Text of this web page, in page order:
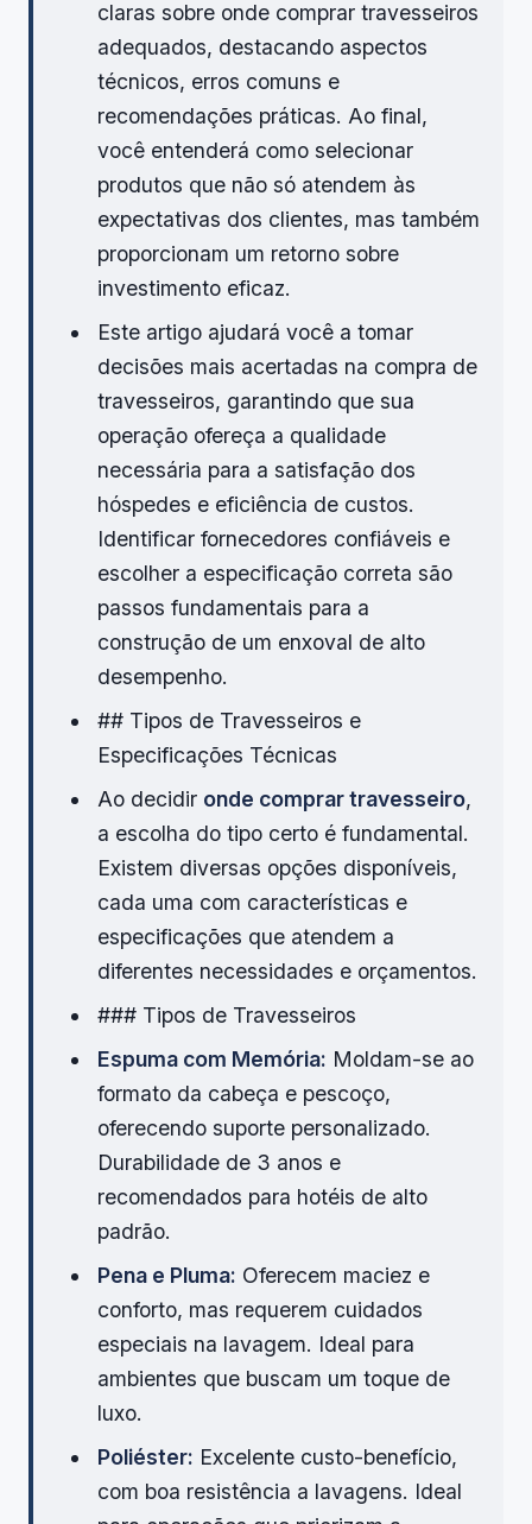
claras sobre onde comprar travesseiros
adequados, destacando aspectos
técnicos, erros comuns e
recomendações práticas. Ao final,
você entenderá como selecionar
produtos que não só atendem às
expectativas dos clientes, mas também
proporcionam um retorno sobre
investimento eficaz.
Este artigo ajudará você a tomar
decisões mais acertadas na compra de
travesseiros, garantindo que sua
operação ofereça a qualidade
necessária para a satisfação dos
hóspedes e eficiência de custos.
Identificar fornecedores confiáveis e
escolher a especificação correta são
passos fundamentais para a
construção de um enxoval de alto
desempenho.
## Tipos de Travesseiros e
Especificações Técnicas
Ao decidir onde comprar travesseiro,
a escolha do tipo certo é fundamental.
Existem diversas opções disponíveis,
cada uma com características e
especificações que atendem a
diferentes necessidades e orçamentos.
### Tipos de Travesseiros
Espuma com Memória: Moldam-se ao
formato da cabeça e pescoço,
oferecendo suporte personalizado.
Durabilidade de 3 anos e
recomendados para hotéis de alto
padrão.
Pena e Pluma: Oferecem maciez e
conforto, mas requerem cuidados
especiais na lavagem. Ideal para
ambientes que buscam um toque de
luxo.
Poliéster: Excelente custo-benefício,
com boa resistência a lavagens. Ideal